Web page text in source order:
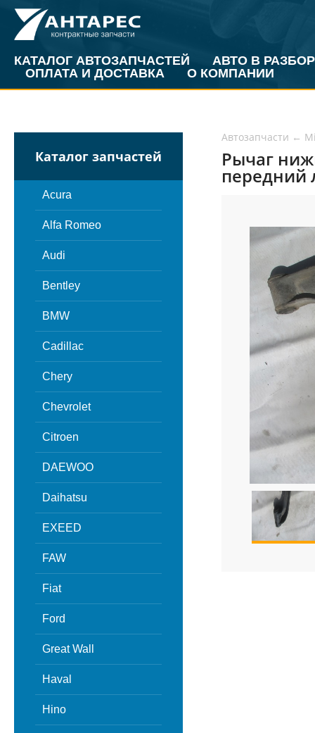
КАТАЛОГ АВТОЗАПЧАСТЕЙ
АВТО В РАЗБОР
ОПЛАТА И ДОСТАВКА
О КОМПАНИИ
Каталог запчастей
Acura
Alfa Romeo
Audi
Bentley
BMW
Cadillac
Chery
Chevrolet
Citroen
DAEWOO
Daihatsu
EXEED
FAW
Fiat
Ford
Great Wall
Haval
Hino
Автозапчасти ←
Рычаг
передний